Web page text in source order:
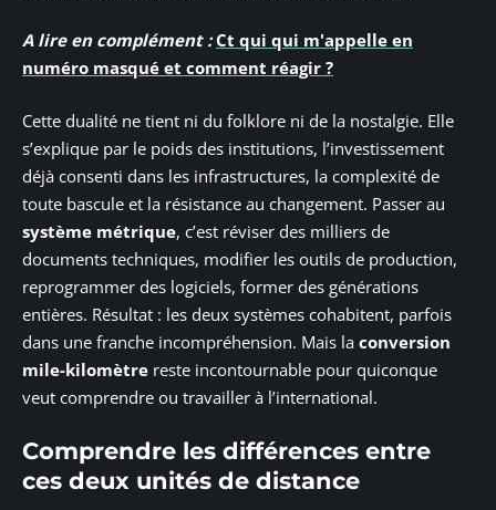
A lire en complément : Ct qui qui m'appelle en
numéro masqué et comment réagir ?
Cette dualité ne tient ni du folklore ni de la nostalgie. Elle
s’explique par le poids des institutions, l’investissement
déjà consenti dans les infrastructures, la complexité de
toute bascule et la résistance au changement. Passer au
système métrique, c’est réviser des milliers de
documents techniques, modifier les outils de production,
reprogrammer des logiciels, former des générations
entières. Résultat : les deux systèmes cohabitent, parfois
dans une franche incompréhension. Mais la conversion
mile-kilomètre reste incontournable pour quiconque
veut comprendre ou travailler à l’international.
Comprendre les différences entre
ces deux unités de distance